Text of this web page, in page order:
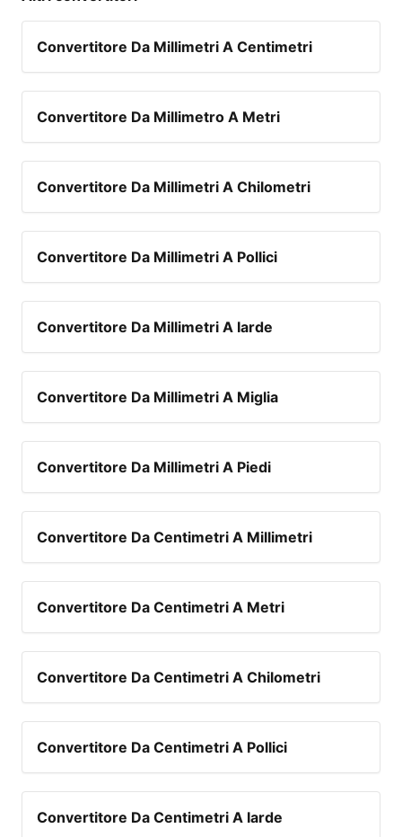
Convertitore Da Millimetri A Centimetri
Convertitore Da Millimetro A Metri
Convertitore Da Millimetri A Chilometri
Convertitore Da Millimetri A Pollici
Convertitore Da Millimetri A Iarde
Convertitore Da Millimetri A Miglia
Convertitore Da Millimetri A Piedi
Convertitore Da Centimetri A Millimetri
Convertitore Da Centimetri A Metri
Convertitore Da Centimetri A Chilometri
Convertitore Da Centimetri A Pollici
Convertitore Da Centimetri A Iarde